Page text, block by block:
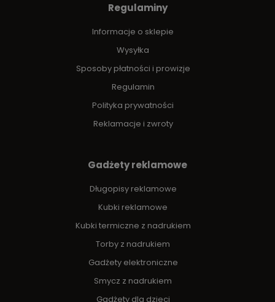
Regulaminy
Informacje o sklepie
Wysyłka
Sposoby płatności i prowizje
Regulamin
Polityka prywatności
Reklamacje i zwroty
Gadżety reklamowe
Długopisy reklamowe
Kubki reklamowe
Kubki termiczne z nadrukiem
Torby z nadrukiem
Gadżety elektroniczne
Smycz z nadrukiem
Gadżety dla dzieci